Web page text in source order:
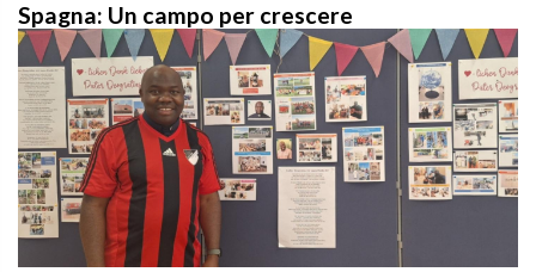
Spagna: Un campo per crescere